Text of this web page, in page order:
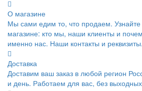
О магазине
Мы сами едим то, что продаем.
магазине: кто мы, наши клиенты и
именно нас. Наши контакты и реквизиты.
Доставка
Доставим ваш заказ в любой регион
и день. Работаем для вас, без